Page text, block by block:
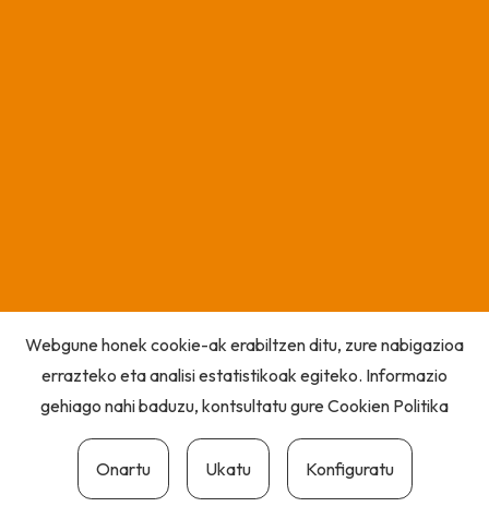
Webgune honek cookie-ak erabiltzen ditu, zure nabigazioa
errazteko eta analisi estatistikoak egiteko. Informazio
gehiago nahi baduzu, kontsultatu gureCookien Politika
Onartu Ukatu Konfiguratu